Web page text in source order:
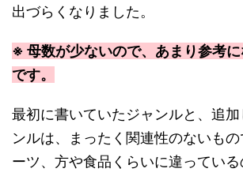
出づらくなりました。
※ 母数が少ないので、あまり参考
です。
最初に書いていたジャンルと、追
ンルは、まったく関連性のないも
ーツ、方や食品くらいに違ってい